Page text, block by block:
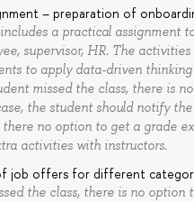
– preparation of
a practical assignment
supervisor, HR. The
to apply data-driven
missed the class, there is
the student should notify
there no option to get a grade
activities with instructors.
job offers for different
the class, there is no option